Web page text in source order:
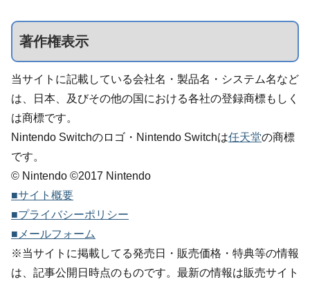
著作権表示
当サイトに記載している会社名・製品名・システム名など
は、日本、及びその他の国における各社の登録商標もしく
は商標です。
Nintendo Switchのロゴ・Nintendo Switchは任天堂の商標
です。
© Nintendo ©2017 Nintendo
■サイト概要
■プライバシーポリシー
■メールフォーム
※当サイトに掲載してる発売日・販売価格・特典等の情報
は、記事公開日時点のものです。最新の情報は販売サイト